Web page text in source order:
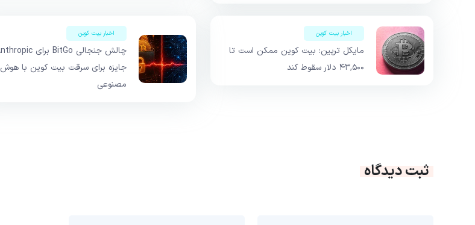
اخبار بیت کوین
مایکل ترپین: بیت کوین ممکن است تا
۴۳,۵۰۰ دلار سقوط کند
اخبار بیت کوین
جایزه برای سرقت بیت کوین با هوش
مصنوعی
ثبت دیدگاه